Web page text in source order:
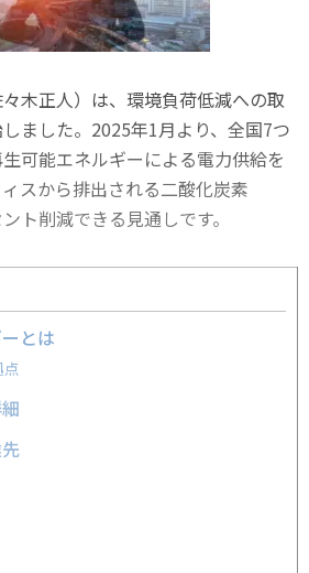
木正人）は、環境負荷低減への取
ました。2025年1月より、全国7つ
可能エネルギーによる電力供給を
スから排出される二酸化炭素
ト削減できる見通しです。
とは